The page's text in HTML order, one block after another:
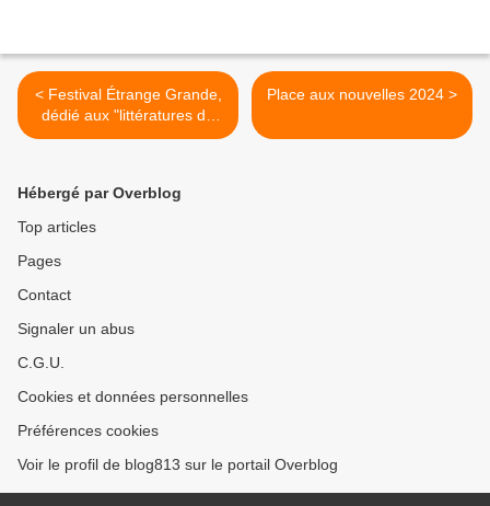
< Festival Étrange Grande,
dédié aux "littératures de
genre"
Place aux nouvelles 2024 >
Hébergé par Overblog
Top articles
Pages
Contact
Signaler un abus
C.G.U.
Cookies et données personnelles
Préférences cookies
Voir le profil de blog813 sur le portail Overblog